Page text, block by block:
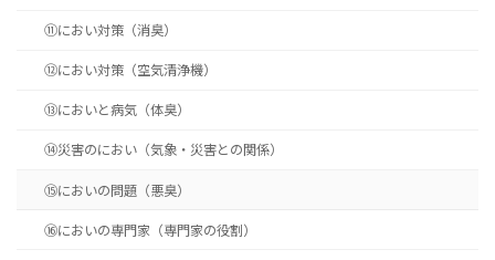
⑪におい対策（消臭）
⑫におい対策（空気清浄機）
⑬においと病気（体臭）
⑭災害のにおい（気象・災害との関係）
⑮においの問題（悪臭）
⑯においの専門家（専門家の役割）